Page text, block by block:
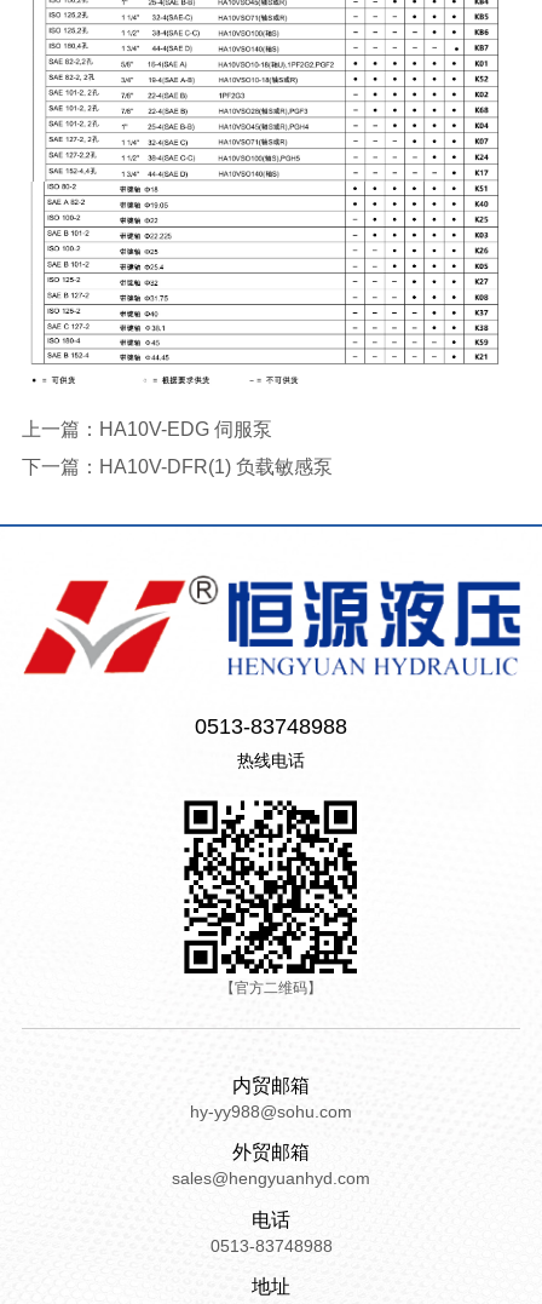
上一篇： HA10V-EDG 伺服泵
下一篇： HA10V-DFR(1) 负载敏感泵
0513-83748988
热线电话
【官方二维码】
内贸邮箱
hy-yy988@sohu.com
外贸邮箱
sales@hengyuanhyd.com
电话
0513-83748988
地址